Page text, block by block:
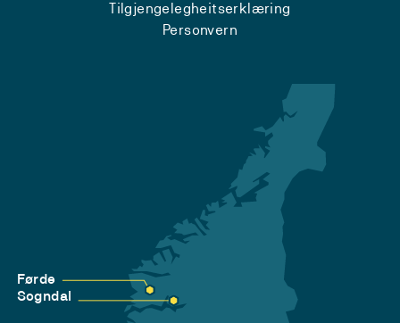
Tilgjengelegheitserklæring
Personvern
Førde
Sogndal